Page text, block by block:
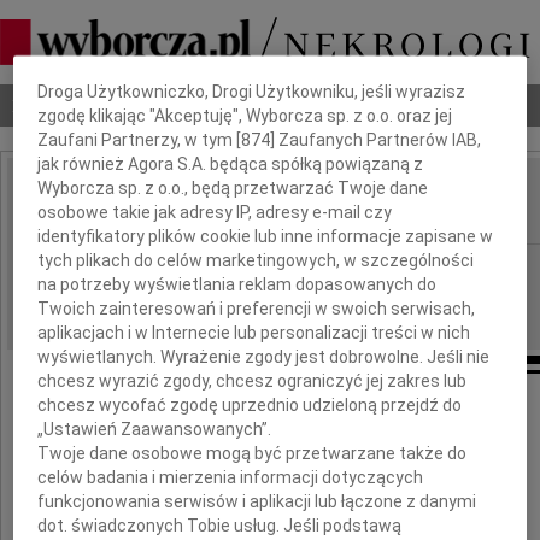
Nekrologi Odeszli Poradnik pogrzebowy
IMIĘ I NAZWISKO: Halina Dubicka
REGION: Gdańsk
DATA EMISJI: 16.11.2010
Serdeczne podziękowanie za pomoc,
Dbamy o Twoją prywatność
Droga Użytkowniczko, Drogi Użytkowniku, jeśli wyrazisz
zgodę klikając "Akceptuję", Wyborcza sp. z o.o. oraz jej
Zaufani Partnerzy, w tym [874 ] Zaufanych Partnerów IAB,
jak również Agora S.A. będąca spółką powiązaną z
Wyborcza sp. z o.o., będą przetwarzać Twoje dane
osobowe takie jak adresy IP, adresy e-mail czy
identyfikatory plików cookie lub inne informacje zapisane w
tych plikach do celów marketingowych, w szczególności
na potrzeby wyświetlania reklam dopasowanych do
Twoich zainteresowań i preferencji w swoich serwisach,
aplikacjach i w Internecie lub personalizacji treści w nich
wyświetlanych. Wyrażenie zgody jest dobrowolne. Jeśli nie
chcesz wyrazić zgody, chcesz ograniczyć jej zakres lub
chcesz wycofać zgodę uprzednio udzieloną przejdź do
„Ustawień Zaawansowanych”.
Twoje dane osobowe mogą być przetwarzane także do
celów badania i mierzenia informacji dotyczących
funkcjonowania serwisów i aplikacji lub łączone z danymi
dot. świadczonych Tobie usług. Jeśli podstawą